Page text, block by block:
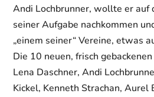
Andi Lochbrunner, wollte er auf
seiner Aufgabe nachkommen
„einem seiner“ Vereine, etwas
Die 10 neuen, frisch
Lena Daschner, Andi
Kickel, Kenneth Strachan, Aurel